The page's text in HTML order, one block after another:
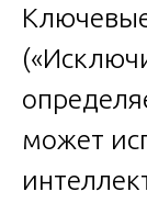
может